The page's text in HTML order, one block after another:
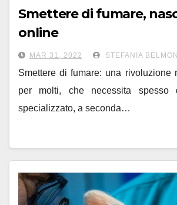
Smettere di fumare,
online
MAR 31, 2022 STEFANIA
Smettere di fumare: una rivoluzione
per molti, che necessita spesso
specializzato, a seconda…